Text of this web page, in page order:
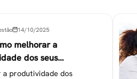
14/10/2025
melhorar a
dos seus
a produtividade dos